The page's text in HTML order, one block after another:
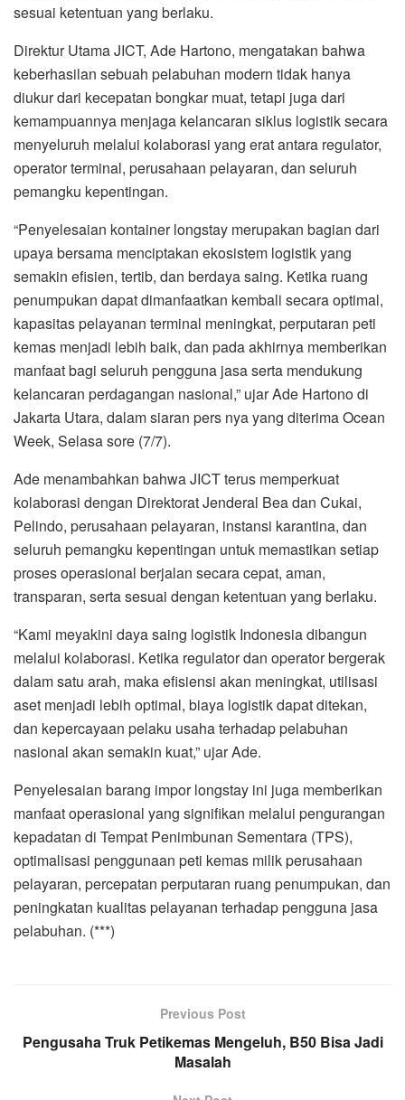
sesuai ketentuan yang berlaku.
Direktur Utama JICT, Ade Hartono, mengatakan bahwa
keberhasilan sebuah pelabuhan modern tidak hanya
diukur dari kecepatan bongkar muat, tetapi juga dari
kemampuannya menjaga kelancaran siklus logistik secara
menyeluruh melalui kolaborasi yang erat antara regulator,
operator terminal, perusahaan pelayaran, dan seluruh
pemangku kepentingan.
“Penyelesaian kontainer longstay merupakan bagian dari
upaya bersama menciptakan ekosistem logistik yang
semakin efisien, tertib, dan berdaya saing. Ketika ruang
penumpukan dapat dimanfaatkan kembali secara optimal,
kapasitas pelayanan terminal meningkat, perputaran peti
kemas menjadi lebih baik, dan pada akhirnya memberikan
manfaat bagi seluruh pengguna jasa serta mendukung
kelancaran perdagangan nasional,” ujar Ade Hartono di
Jakarta Utara, dalam siaran pers nya yang diterima Ocean
Week, Selasa sore (7/7).
Ade menambahkan bahwa JICT terus memperkuat
kolaborasi dengan Direktorat Jenderal Bea dan Cukai,
Pelindo, perusahaan pelayaran, instansi karantina, dan
seluruh pemangku kepentingan untuk memastikan setiap
proses operasional berjalan secara cepat, aman,
transparan, serta sesuai dengan ketentuan yang berlaku.
“Kami meyakini daya saing logistik Indonesia dibangun
melalui kolaborasi. Ketika regulator dan operator bergerak
dalam satu arah, maka efisiensi akan meningkat, utilisasi
aset menjadi lebih optimal, biaya logistik dapat ditekan,
dan kepercayaan pelaku usaha terhadap pelabuhan
nasional akan semakin kuat,” ujar Ade.
Penyelesaian barang impor longstay ini juga memberikan
manfaat operasional yang signifikan melalui pengurangan
kepadatan di Tempat Penimbunan Sementara (TPS),
optimalisasi penggunaan peti kemas milik perusahaan
pelayaran, percepatan perputaran ruang penumpukan, dan
peningkatan kualitas pelayanan terhadap pengguna jasa
pelabuhan. (***)
Previous Post
Pengusaha Truk Petikemas Mengeluh, B50 Bisa Jadi
Masalah